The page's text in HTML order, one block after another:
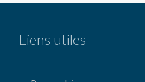
Liens utiles